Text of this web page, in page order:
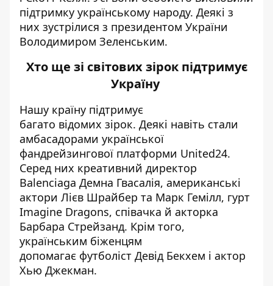
підтримку українському народу. Деякі з
них зустрілися з президентом України
Володимиром Зеленським.
Хто ще зі світових зірок підтримує
Україну
Нашу країну підтримує
багато відомих зірок. Деякі навіть стали
амбасадорами української
фандрейзингової платформи United24.
Серед них креативний директор
Balenciaga Демна Гвасалія, американські
актори Лієв Шрайбер та Марк Гемілл, гурт
Imagine Dragons, співачка й акторка
Барбара Стрейзанд. Крім того,
українським біженцям
допомагає футболіст Девід Бекхем і актор
Хью Джекман.